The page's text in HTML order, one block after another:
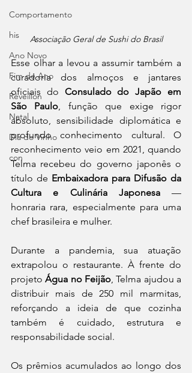
Comportamento
his
Ano Novo
Fim de Ano
Réveillon
Natal
Dia do Vinho
con
Associação Geral de Sushi do Brasil
Esse olhar a levou a assumir também a
curadoria dos almoços e jantares
oficiais do Consulado do Japão em
São Paulo , função que exige rigor
absoluto, sensibilidade diplomática e
profundo conhecimento cultural. O
reconhecimento veio em 2021, quando
Telma recebeu do governo japonês o
título de Embaixadora para Difusão da
Cultura e Culinária Japonesa —
honraria rara, especialmente para uma
chef brasileira e mulher.
Durante a pandemia, sua atuação
extrapolou o restaurante. À frente do
projeto Água no Feijão , Telma ajudou a
distribuir mais de 250 mil marmitas,
reforçando a ideia de que cozinha
também é cuidado, estrutura e
responsabilidade social.
Os prêmios acumulados ao longo dos